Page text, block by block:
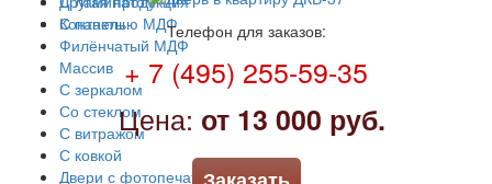
С панелью МДФ
Филёнчатый МДФ
Массив
С зеркалом
Со стеклом
С витражом
С ковкой
Двери с фотопечатью
Контакты
Телефон для заказов:
+ 7 (495) 255-59-35
Цена: от 13 000 руб.